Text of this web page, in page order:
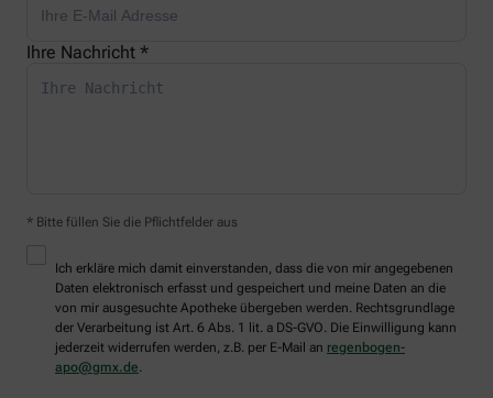
Ihre Nachricht *
* Bitte füllen Sie die Pflichtfelder aus
Ich erkläre mich damit einverstanden, dass die von mir angegebenen
Daten elektronisch erfasst und gespeichert und meine Daten an die
von mir ausgesuchte Apotheke übergeben werden. Rechtsgrundlage
der Verarbeitung ist Art. 6 Abs. 1 lit. a DS-GVO. Die Einwilligung kann
jederzeit widerrufen werden, z.B. per E-Mail an regenbogen-
apo@gmx.de.